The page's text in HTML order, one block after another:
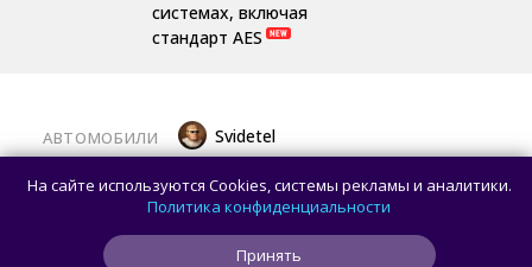
системах, включая
стандарт AES
АВТОМОБИЛИ Svidetel
В России стартовали продажи
гибридного TANK 400 «Техно
Премиум» — цены и комплектации
На сайте используются Cookies, системы рекламы и аналитики.
Политика конфиденциальности
Принять